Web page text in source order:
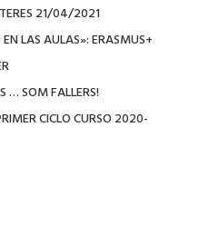
21/04/2021
LAS AULAS»: ERASMUS+
… SOM FALLERS!
CICLO CURSO 2020-